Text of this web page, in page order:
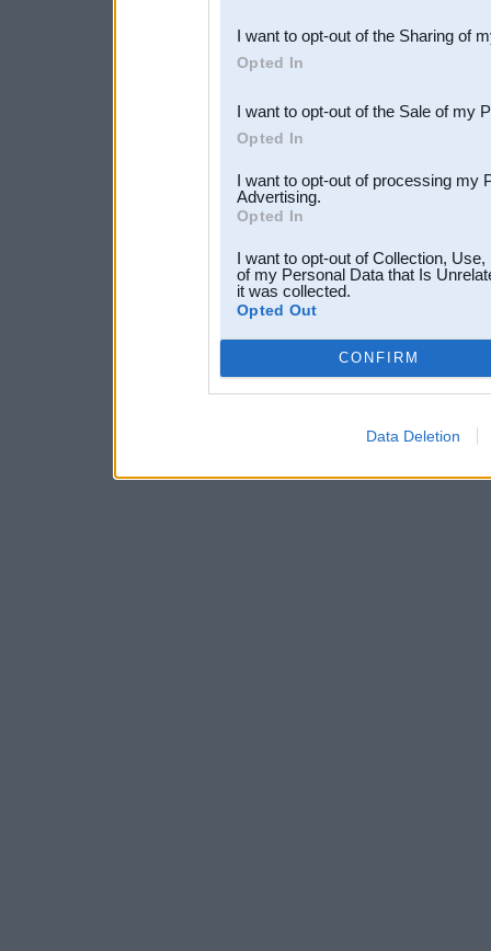
Downstream Participants
third parties.
I want to opt-out of the Sharing of
Opted In
I want to opt-out of the Sale of my
Opted In
I want to opt-out of processing my
Advertising.
Opted In
I want to opt-out of Collection,
of my Personal Data that Is
it was collected.
Opted Out
CONFIRM
Data Deletion